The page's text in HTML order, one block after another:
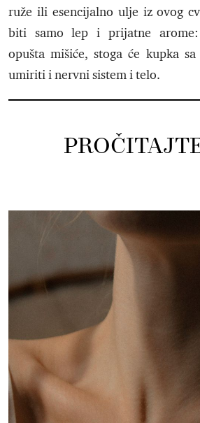
ruže ili esencijalno ulje iz ovog
biti samo lep i prijatne arome:
opušta mišiće, stoga će kupka
umiriti i nervni sistem i telo.